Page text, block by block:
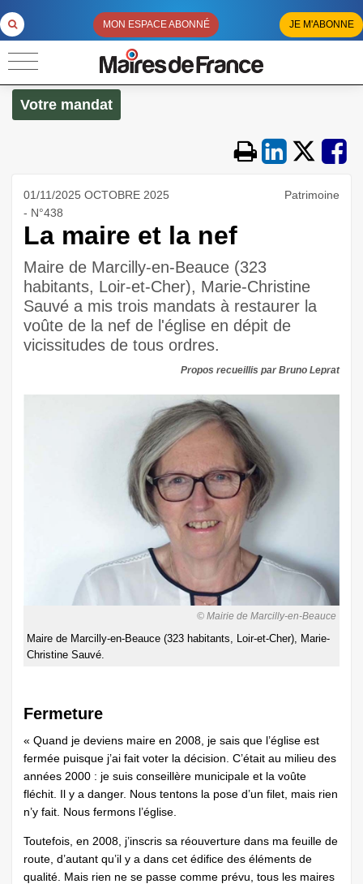
MON ESPACE ABONNÉ JE M'ABONNE
Votre mandat
01/11/2025 OCTOBRE 2025
- N°438
Patrimoine
La maire et la nef
Maire de Marcilly-en-Beauce (323
habitants, Loir-et-Cher), Marie-Christine
Sauvé a mis trois mandats à restaurer la
voûte de la nef de l'église en dépit de
vicissitudes de tous ordres.
Propos recueillis par Bruno Leprat
© Mairie de Marcilly-en-Beauce
Maire de Marcilly-en-Beauce (323 habitants, Loir-et-Cher), Marie-
Christine Sauvé.
Fermeture
« Quand je deviens maire en 2008, je sais que l’église est
fermée puisque j’ai fait voter la décision. C’était au milieu des
années 2000 : je suis conseillère municipale et la voûte
fléchit. Il y a danger. Nous tentons la pose d’un filet, mais rien
n’y fait. Nous fermons l’église.
Toutefois, en 2008, j’inscris sa réouverture dans ma feuille de
route, d’autant qu’il y a dans cet édifice des éléments de
qualité. Mais rien ne se passe comme prévu, tous les maires